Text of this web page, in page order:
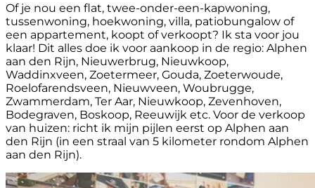
Of je nou een flat, twee-onder-een-kapwoning,
tussenwoning, hoekwoning, villa, patiobungalow of
een appartement, koopt of verkoopt? Ik sta voor jou
klaar! Dit alles doe ik voor aankoop in de regio: Alphen
aan den Rijn, Nieuwerbrug, Nieuwkoop,
Waddinxveen, Zoetermeer, Gouda, Zoeterwoude,
Roelofarendsveen, Nieuwveen, Woubrugge,
Zwammerdam, Ter Aar, Nieuwkoop, Zevenhoven,
Bodegraven, Boskoop, Reeuwijk etc. Voor de verkoop
van huizen: richt ik mijn pijlen eerst op Alphen aan
den Rijn (in een straal van 5 kilometer rondom Alphen
aan den Rijn).